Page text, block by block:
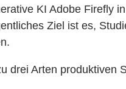
KI Adobe Firefly
Ziel ist es,
drei Arten produktiven